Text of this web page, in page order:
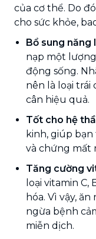
của cơ thể. Do
cho sức khỏe,
Bổ sung năng
nạp một
động sống.
nên là loại trái
cân hiệu quả.
Tốt cho hệ
kinh, giúp
và chứng mất
Tăng cường
loại vitamin C,
hóa. Vì vậy,
ngừa bệnh
miễn dịch.